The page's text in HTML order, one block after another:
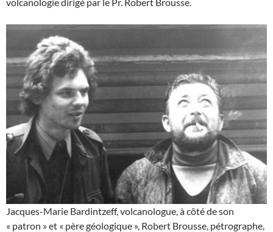
Jacques-Marie Bardintzeff, volcanologue, à côté de son
« patron » et « père géologique », Robert Brousse, pétrographe,